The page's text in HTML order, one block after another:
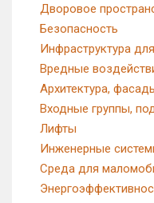
Дворовое
Безопасность
Инфраструктура
Вредные
Архитектура,
Входные группы,
Лифты
Инженерные
Среда для